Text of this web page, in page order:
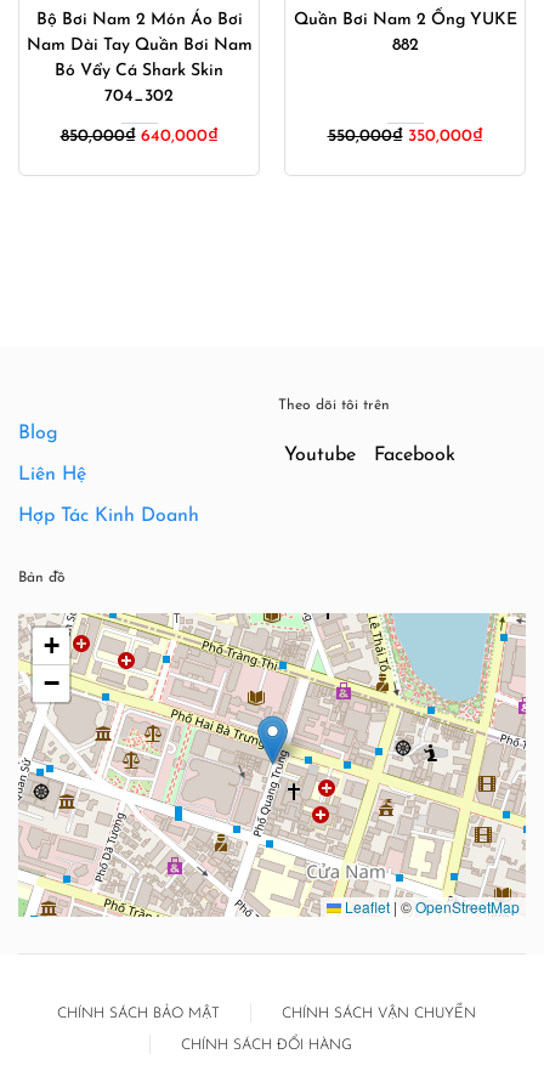
Bộ Bơi Nam 2 Món Áo Bơi
Nam Dài Tay Quần Bơi Nam
Bó Vẩy Cá Shark Skin
704_302
850,000₫ 640,000₫
Quần Bơi Nam 2 Ống YUKE
882
550,000₫ Giá
350,000₫Giá
Blog
Liên Hệ
Hợp Tác Kinh Doanh
Theo dõi tôi trên
Youtube Facebook
Bản đồ
+
−
Leaflet | ©OpenStreetMap
CHÍNH SÁCH BẢO MẬT CHÍNH SÁCH VẬN CHUYỂN
CHÍNH SÁCH ĐỔI HÀNG